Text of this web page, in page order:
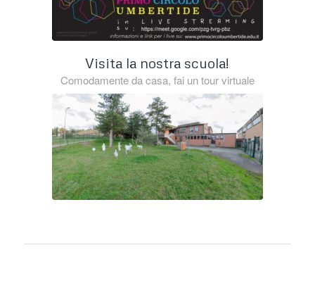
Visita la nostra scuola!
Comodamente da casa, fai un tour virtuale